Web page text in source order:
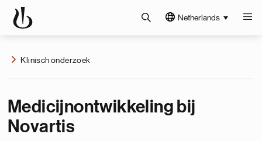
Netherlands
Klinisch onderzoek
Medicijnontwikkeling bij
Novartis